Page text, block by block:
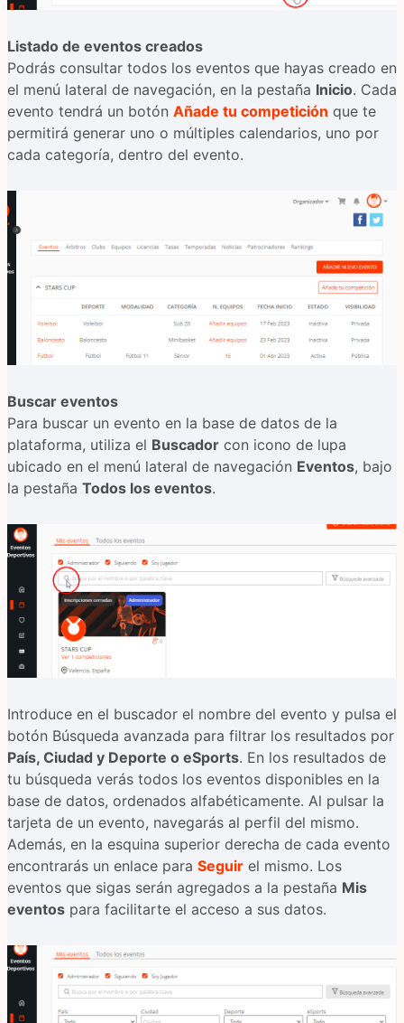
Listado de eventos creados
Podrás consultar todos los eventos que hayas creado en
el menú lateral de navegación, en la pestaña Inicio. Cada
evento tendrá un botón Añade tu competición que te
permitirá generar uno o múltiples calendarios, uno por
cada categoría, dentro del evento.
Buscar eventos
Para buscar un evento en la base de datos de la
plataforma, utiliza el Buscadorcon icono de lupa
ubicado en el menú lateral de navegación Eventos, bajo
la pestaña Todos los eventos.
Introduce en el buscador el nombre del evento y pulsa el
botón Búsqueda avanzada para filtrar los resultados por
País, Ciudad y Deporte o eSports. En los resultados de
tu búsqueda verás todos los eventos disponibles en la
base de datos, ordenados alfabéticamente. Al pulsar la
tarjeta de un evento, navegarás al perfil del mismo.
Además, en la esquina superior derecha de cada evento
encontrarás un enlace para Seguirel mismo. Los
eventos que sigas serán agregados a la pestaña Mis
eventospara facilitarte el acceso a sus datos.